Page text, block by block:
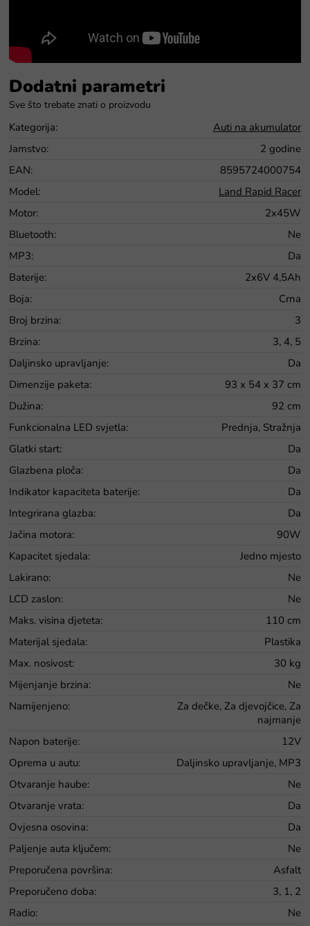
Dodatni parametri
Kategorija:
Auti na akumulator
Jamstvo:
2 godine
EAN:
8595724000754
Model:
Land Rapid Racer
Motor:
2x45W
Bluetooth:
Ne
MP3:
Da
Baterije:
2x6V 4,5Ah
Boja:
Crna
Broj brzina:
3
Brzina:
3, 4, 5
Daljinsko upravljanje:
Da
Dimenzije paketa:
93 x 54 x 37 cm
Dužina:
92 cm
Funkcionalna LED svjetla:
Prednja, Stražnja
Glatki start:
Da
Glazbena ploča:
Da
Indikator kapaciteta baterije:
Da
Integrirana glazba:
Da
Jačina motora:
90W
Kapacitet sjedala:
Jedno mjesto
Lakirano:
Ne
LCD zaslon:
Ne
Maks. visina djeteta:
110 cm
Materijal sjedala:
Plastika
Max. nosivost:
30 kg
Mijenjanje brzina:
Ne
Namijenjeno:
Za dečke, Za djevojčice, Za
najmanje
Napon baterije:
12V
Oprema u autu:
Daljinsko upravljanje, MP3
Otvaranje haube:
Ne
Otvaranje vrata:
Da
Ovjesna osovina:
Da
Paljenje auta ključem:
Ne
Preporučena površina:
Asfalt
Preporučeno doba:
3, 1, 2
Radio:
Ne